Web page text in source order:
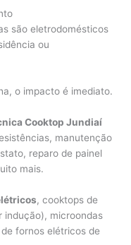
são eletrodomésticos
ou
o impacto é imediato.
Cooktop Jundiaí
manutenção
reparo de painel
mais.
, cooktops de
indução), microondas
fornos elétricos de